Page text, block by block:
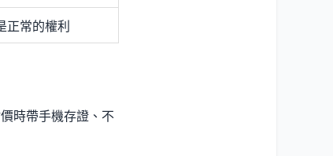
正常的權利
時帶手機存證、不